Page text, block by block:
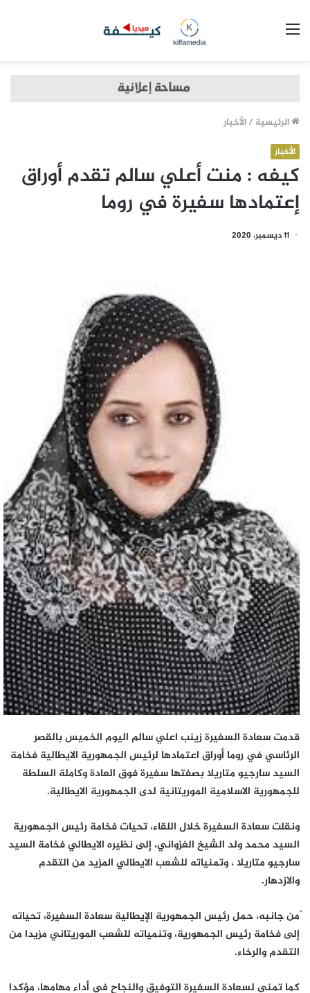
الرئيسية /الأخبار
الأخبار
كيفه : منت أعلي سالم تقدم أوراق
إعتمادها سفيرة في روما
11 ديسمبر، 2020
قدمت سعادة السفيرة زينب اعلي سالم اليوم الخميس بالقصر
الرئاسي في روما أوراق اعتمادها لرئيس الجمهورية الايطالية فخامة
السيد سارجيو متاريلا بصفتها سفيرة فوق العادة وكاملة السلطة
للجمهورية الاسلامية الموريتانية لدى الجمهورية الايطالية.
ونقلت سعادة السفيرة خلال اللقاء، تحيات فخامة رئيس الجمهورية
السيد محمد ولد الشيخ الغزواني، إلى نظيره الايطالي فخامة السيد
سارجيو متاريلا ، وتمنياته للشعب الايطالي المزيد من التقدم
والازدهار.
ّمن جانبه، حمل رئيس الجمهورية الإيطالية سعادة السفيرة، تحياته
إلى فخامة رئيس الجمهورية، وتنمياته للشعب الموريتاني مزيدا من
التقدم والرخاء.
كما تمنى لسعادة السفيرة التوفيق والنجاح في أداء مهامها، مؤكدا